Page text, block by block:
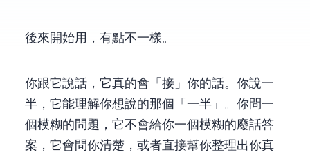
後來開始用 Claude，有點不一樣。
你跟它說話，它真的會「接」你的話。你說一
半，它能理解你想說的那個「一半」。你問一
個模糊的問題，它不會給你一個模糊的廢話答
案，它會問你清楚，或者直接幫你整理出你真